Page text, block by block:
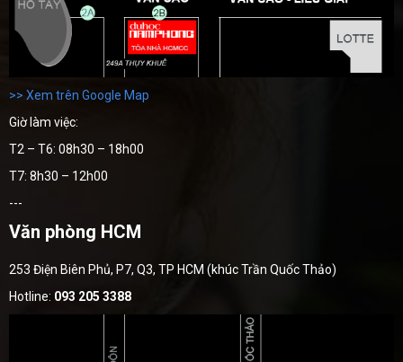
>> Xem trên Google Map
Giờ làm việc:
T2 – T6: 08h30 – 18h00
T7: 8h30 – 12h00
---
Văn phòng HCM
253 Điện Biên Phủ, P7, Q3, TP HCM (khúc Trần Quốc Thảo)
Hotline: 093 205 3388